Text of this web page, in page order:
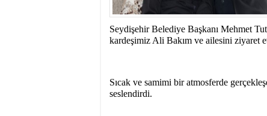
- CHP Konya
gecikmeden atılmalıdır
Seydişehir Belediye Başkanı Mehmet
kardeşimiz Ali Bakım ve ailesini ziyaret
Sıcak ve samimi bir atmosferde
seslendirdi.